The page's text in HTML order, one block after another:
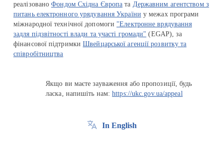
реалізованоФондом Східна Європа та Державним агентством з
питань електронного урядування України у межах програми
міжнародної технічної допомоги "Електронне врядування
задля підзвітності влади та участі громади" (EGAP), за
фінансової підтримкиШвейцарської агенції розвитку та
співробітництва
Якщо ви маєте зауваження або пропозиції, будь
ласка, напишіть нам:https://ukc.gov.ua/appeal
In English